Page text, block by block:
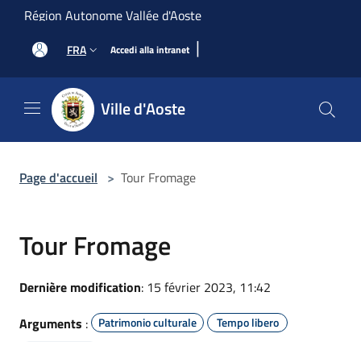
Salta al contenuto principale
Région Autonome Vallée d'Aoste
FRA Accedi alla intranet |
Ville d'Aoste
Page d'accueil > Tour Fromage
Tour Fromage
Dernière modification: 15 février 2023, 11:42
Arguments : Patrimonio culturale
Tempo libero